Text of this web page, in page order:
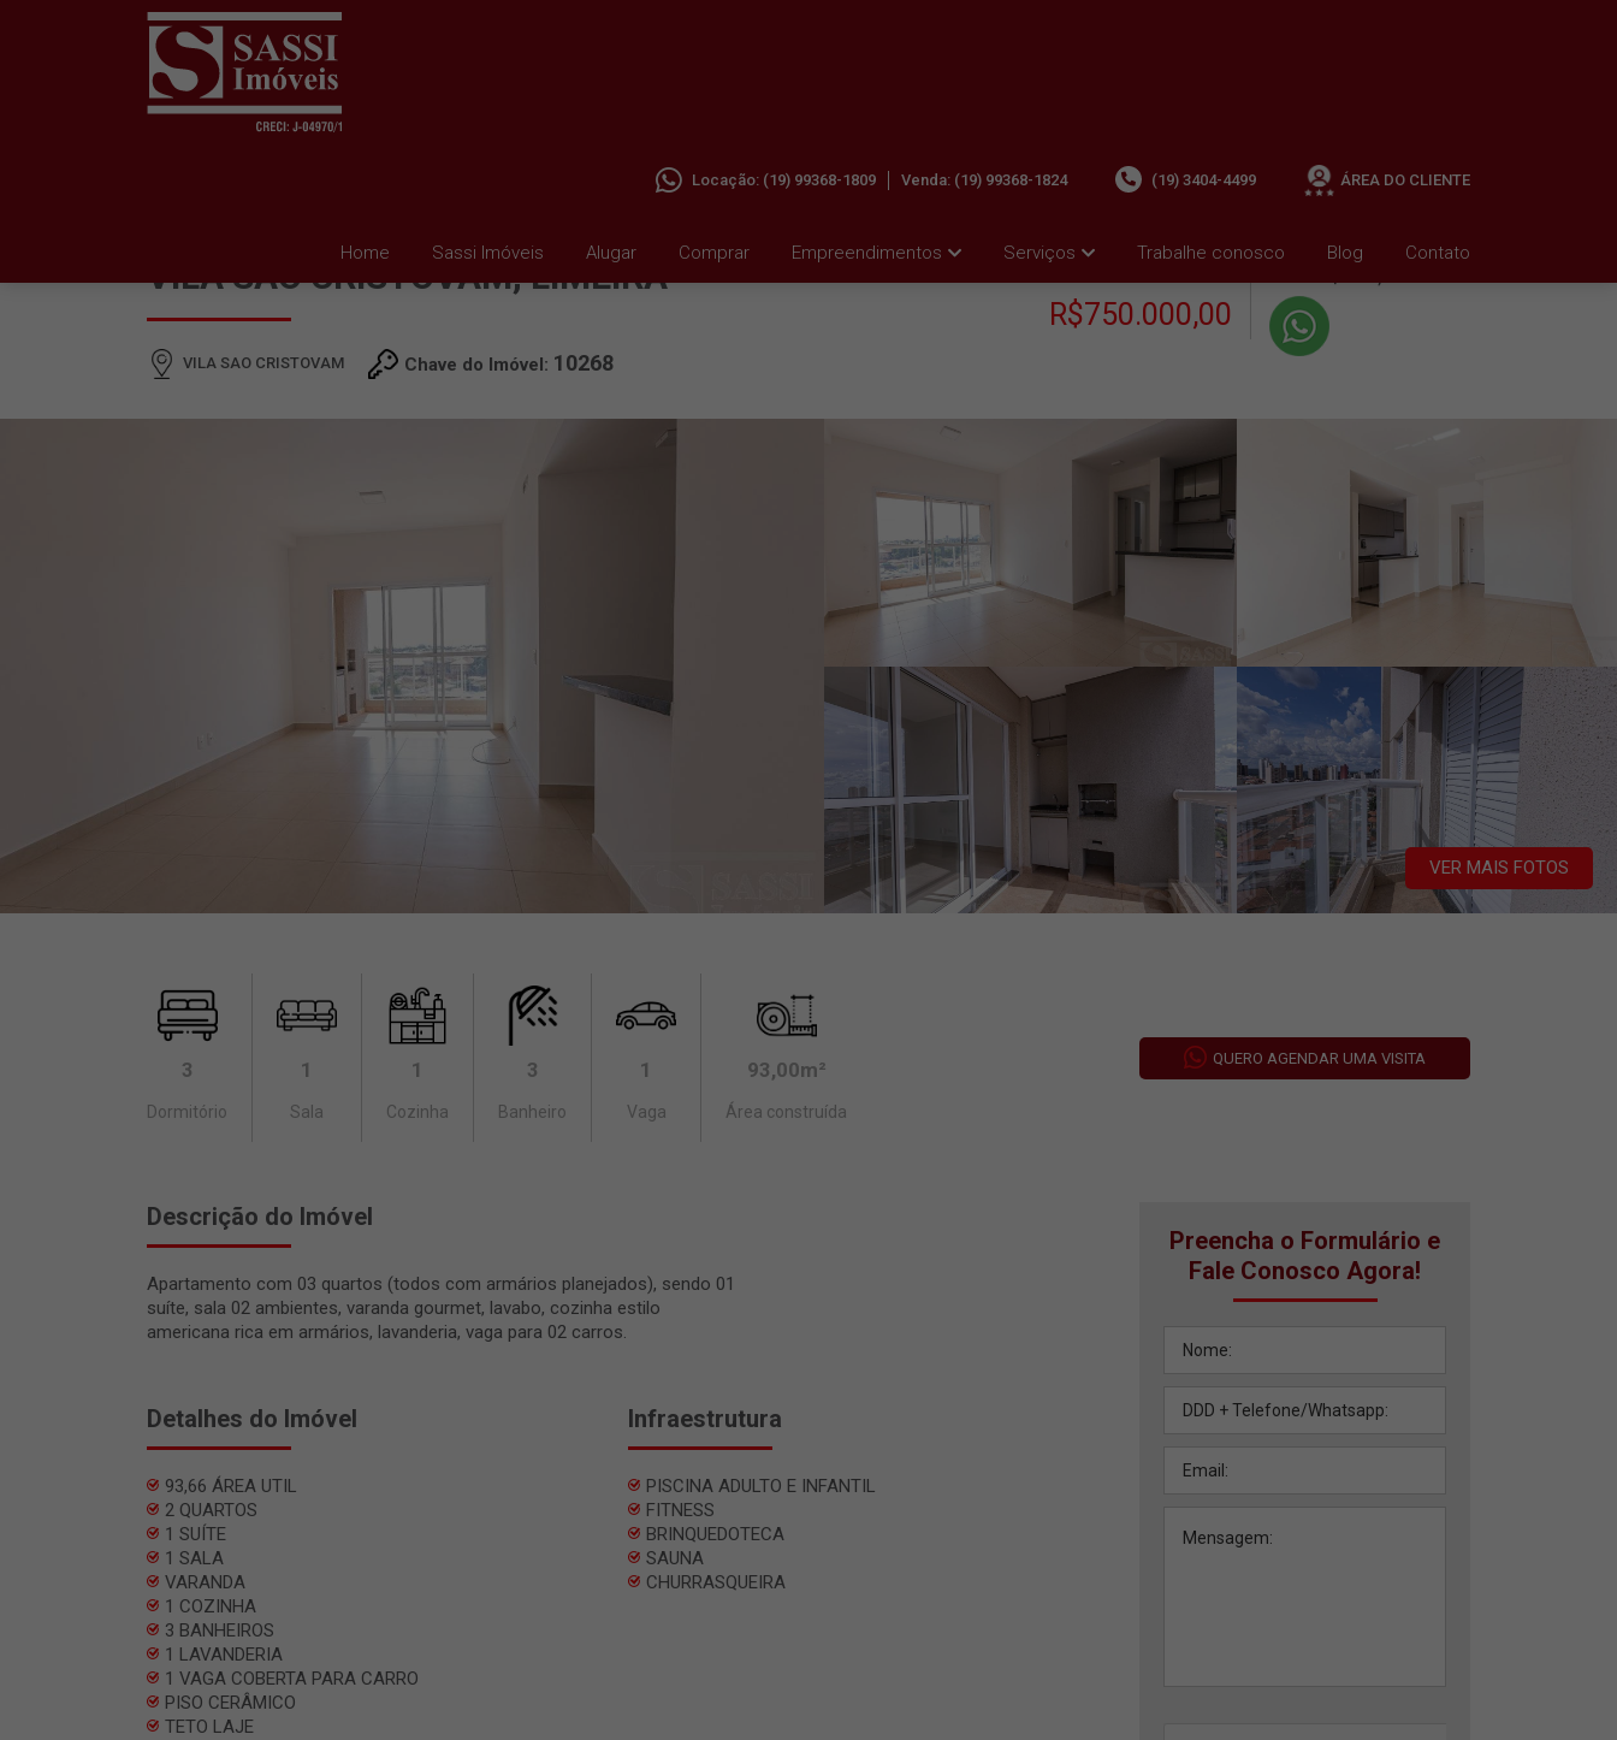
Home Sassi Imóveis Alugar Comprar Empreendimentos Serviços Trabalhe conosco Blog Contato
Locação: (19) 99368-1809 Venda: (19) 99368-1824 (19) 3404-4499 ÁREA DO CLIENTE
VILA SAO CRISTOVAM, LIMEIRA
VILA SAO CRISTOVAM Chave do Imóvel: 10268
R$750.000,00
+ Condomínio R$1.317,21
VER MAIS FOTOS
3
Dormitório
1
Sala
1
Cozinha
3
Banheiro
1
Vaga
93,00m²
Área construída
QUERO AGENDAR UMA VISITA
Descrição do Imóvel
Apartamento com 03 quartos (todos com armários planejados), sendo 01
suíte, sala 02 ambientes, varanda gourmet, lavabo, cozinha estilo
americana rica em armários, lavanderia, vaga para 02 carros.
Detalhes do Imóvel
93,66 ÁREA UTIL
2 QUARTOS
1 SUÍTE
1 SALA
VARANDA
1 COZINHA
3 BANHEIROS
1 LAVANDERIA
1 VAGA COBERTA PARA CARRO
PISO CERÂMICO
TETO LAJE
Infraestrutura
PISCINA ADULTO E INFANTIL
FITNESS
BRINQUEDOTECA
SAUNA
CHURRASQUEIRA
Preencha o Formulário e
Fale Conosco Agora!